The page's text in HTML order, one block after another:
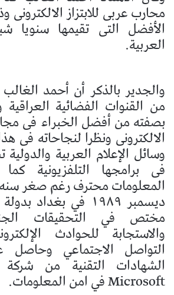
محارب عربى للابتزاز
الأفضل التى تقيمها سنويا
العربية.
والجدير بالذكر أن أحمد
من القنوات الفضائية العراقية
بصفته من أفضل الخبراء فى
الالكترونى ونظرا لنجاحاته فى
وسائل الإعلام العربية
فى برامجها التلفزيونية
ديسمبر ١٩٨٩ في
مختص في التحقيقات
والاستجابة للحوادث
التواصل الاجتماعي
Microsoft في امن المعلومات.